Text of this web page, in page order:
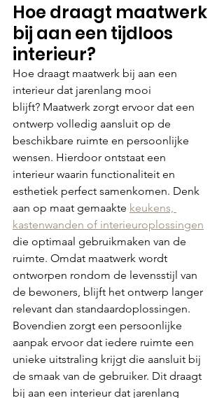
Hoe draagt maatwerk
bij aan een tijdloos
interieur?
Hoe draagt maatwerk bij aan een
interieur dat jarenlang mooi
blijft? Maatwerk zorgt ervoor dat een
ontwerp volledig aansluit op de
beschikbare ruimte en persoonlijke
wensen. Hierdoor ontstaat een
interieur waarin functionaliteit en
esthetiek perfect samenkomen. Denk
aan op maat gemaakte keukens,
kastenwanden of interieuroplossingen
die optimaal gebruikmaken van de
ruimte. Omdat maatwerk wordt
ontworpen rondom de levensstijl van
de bewoners, blijft het ontwerp langer
relevant dan standaardoplossingen.
Bovendien zorgt een persoonlijke
aanpak ervoor dat iedere ruimte een
unieke uitstraling krijgt die aansluit bij
de smaak van de gebruiker. Dit draagt
bij aan een interieur dat jarenlang